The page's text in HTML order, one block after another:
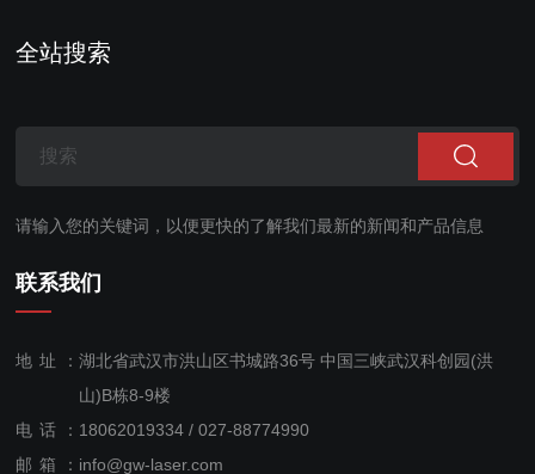
全站搜索
请输入您的关键词，以便更快的了解我们最新的新闻和产品信息
联系我们
地址： 湖北省武汉市洪山区书城路36号 中国三峡武汉科创园(洪
山)B栋8-9楼
电话： 18062019334 / 027-88774990
售后服
邮箱： info@gw-laser.com